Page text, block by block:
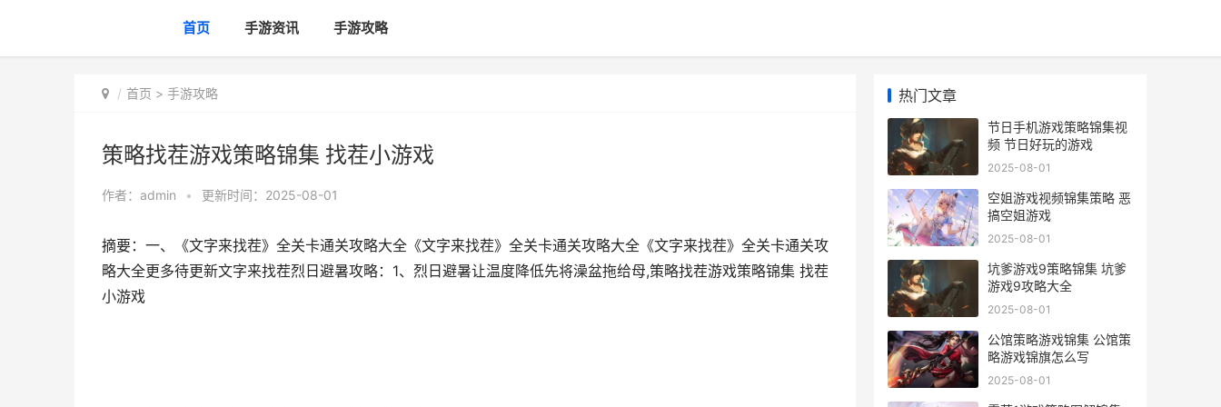
首页 手游资讯 手游攻略
首页 > 手游攻略
策略找茬游戏策略锦集 找茬小游戏
作者： admin • 更新时间：2025-08-01
摘要：一、《文字来找茬》全关卡通关攻略大全《文字来找茬》全关卡通关攻略大全《文字来找茬》全关卡通关攻
略大全更多待更新文字来找茬烈日避暑攻略：1、烈日避暑让温度降低先将澡盆拖给母,策略找茬游戏策略锦集 找茬
小游戏
热门文章
节日手机游戏策略锦集视
频 节日好玩的游戏
2025-08-01
空姐游戏视频锦集策略 恶
搞空姐游戏
2025-08-01
坑爹游戏9策略锦集 坑爹
游戏9攻略大全
2025-08-01
公馆策略游戏锦集 公馆策
略游戏锦旗怎么写
2025-08-01